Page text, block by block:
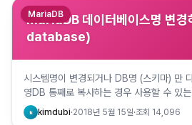
MariaDB 데이터베이스명 변
database)
MariaDB
시스템명이 변경되거나 DB명 (스키마) 만
영DB 통째로 복사하는 경우 사용할 수 있
MariaDB 구버전에서는 alter databbase
k kimdubi·2018년 5월 15일·조회 14,096